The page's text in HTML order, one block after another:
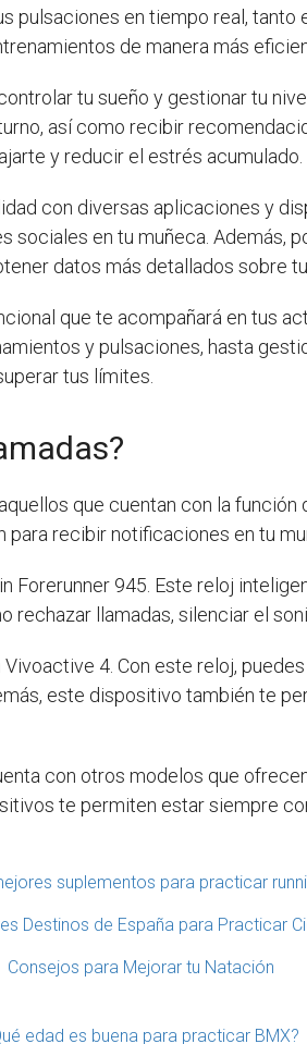
pulsaciones en tiempo real,
de manera más
tu sueño y gestionar tu
así como recibir
y reducir el estrés acumulado.
con diversas aplicaciones y
sociales en tu muñeca.
datos más detallados sobre
que te acompañará en tus
y pulsaciones, hasta
tus límites.
que cuentan con la
recibir notificaciones en tu
Forerunner 945. Este reloj
llamadas, silenciar el
4. Con este reloj,
este dispositivo también te
con otros modelos que
te permiten estar siempre
suplementos para practicar
Destinos de España para Practicar
Consejos para Mejorar tu Natación
edad es buena para practicar BMX?